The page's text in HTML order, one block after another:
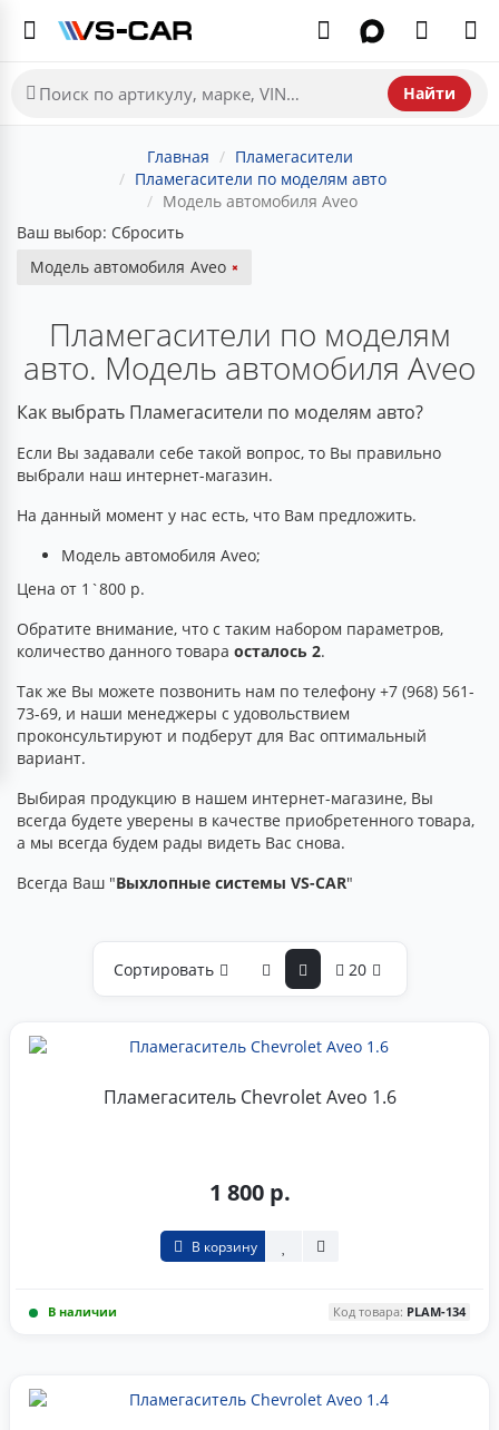
Найти
Главная
Пламегасители
Пламегасители по моделям авто
Модель автомобиля Aveo
Ваш выбор: Сбросить
Модель автомобиля Aveo
Пламегасители по моделям
авто. Модель автомобиля Aveo
Как выбрать Пламегасители по моделям авто?
Если Вы задавали себе такой вопрос, то Вы правильно
выбрали наш интернет-магазин.
На данный момент у нас есть, что Вам предложить.
Модель автомобиля Aveo;
Цена от 1`800 р.
Обратите внимание, что с таким набором параметров,
количество данного товара осталось 2.
Так же Вы можете позвонить нам по телефону +7 (968) 561-
73-69, и наши менеджеры с удовольствием
проконсультируют и подберут для Вас оптимальный
вариант.
Выбирая продукцию в нашем интернет-магазине, Вы
всегда будете уверены в качестве приобретенного товара,
а мы всегда будем рады видеть Вас снова.
Всегда Ваш "Выхлопные системы VS-CAR"
Сортировать 20
Пламегаситель Chevrolet Aveo 1.6
1 800 р.
В корзину
В наличии Код товара: PLAM-134